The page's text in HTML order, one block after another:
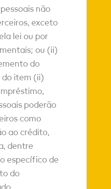
não
exceto
lei ou por
ou (ii)
do
do item (ii)
poderão
como
ao crédito,
dentre
específico de
do